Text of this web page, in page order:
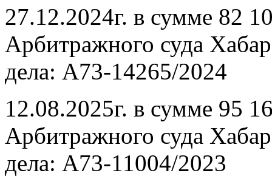
27.12.2024г. в сумме 82
Арбитражного суда
дела: А73-14265/2024
12.08.2025г. в сумме 95
Арбитражного суда
дела: А73-11004/2023